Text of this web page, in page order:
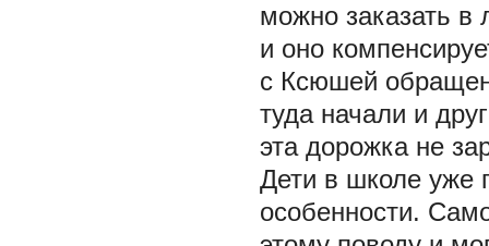
можно заказать в
и оно
с Ксюшей
туда начали и
эта дорожка не
Дети в школе уже
особенности.